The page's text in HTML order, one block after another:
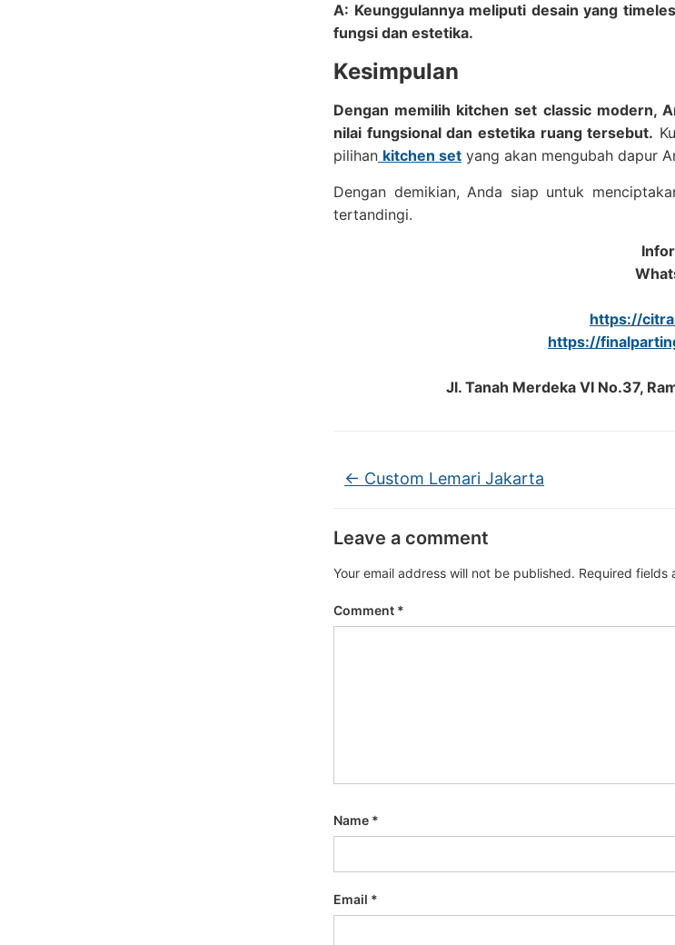
A: Keunggulannya meliputi desain yang
fungsi dan estetika.
Kesimpulan
Dengan memilih kitchen set classic modern,
nilai fungsional dan estetika ruang tersebut.
pilihan kitchen set yang akan mengubah dapur
Dengan demikian, Anda siap untuk
tertandingi.
https://
https://
Jl. Tanah Merdeka VI No.37,
← Custom Lemari Jakarta
Leave a comment
Your email address will not be published. Required fields
Comment *
Name *
Email *